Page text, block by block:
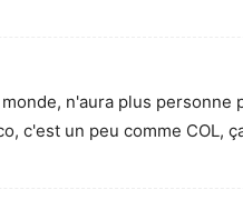
n'aura plus
c'est un peu comme COL,